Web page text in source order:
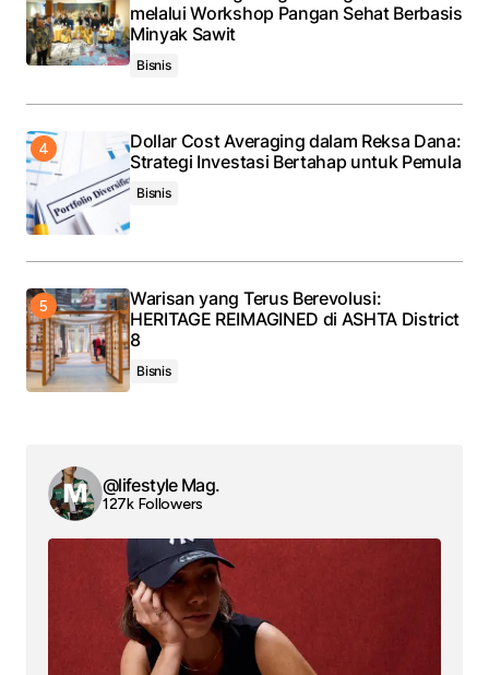
melalui Workshop Pangan Sehat Berbasis
Minyak Sawit
Bisnis
Dollar Cost Averaging dalam Reksa Dana:
Strategi Investasi Bertahap untuk Pemula
Bisnis
Warisan yang Terus Berevolusi:
HERITAGE REIMAGINED di ASHTA District
8
Bisnis
@lifestyle Mag.
127k Followers